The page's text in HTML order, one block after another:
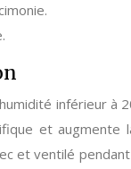
et
et ventilé